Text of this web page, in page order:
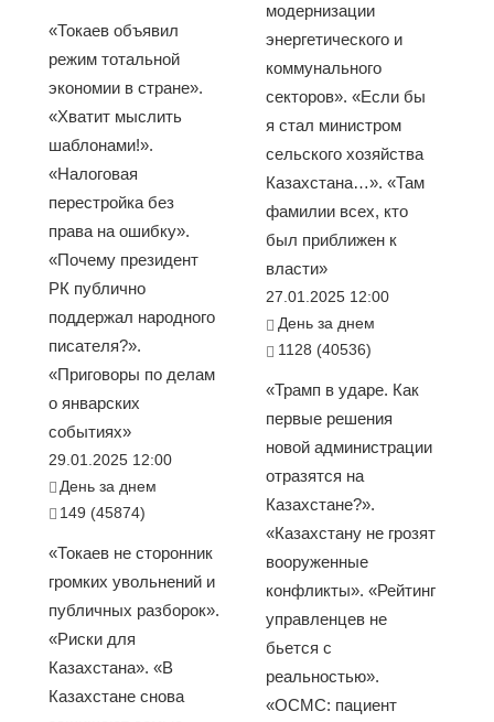
«Токаев объявил
режим тотальной
экономии в стране».
«Хватит мыслить
шаблонами!».
«Налоговая
перестройка без
права на ошибку».
«Почему президент
РК публично
поддержал народного
писателя?».
«Приговоры по делам
о январских
событиях»
29.01.2025 12:00
День за днем
149 (45874)
«Токаев не сторонник
громких увольнений и
публичных разборок».
«Риски для
Казахстана». «В
Казахстане снова
модернизации
энергетического и
коммунального
секторов». «Если бы
я стал министром
сельского хозяйства
Казахстана…». «Там
фамилии всех, кто
был приближен к
власти»
27.01.2025 12:00
День за днем
1128 (40536)
«Трамп в ударе. Как
первые решения
новой администрации
отразятся на
Казахстане?».
«Казахстану не грозят
вооруженные
конфликты». «Рейтинг
управленцев не
бьется с
реальностью».
«ОСМС: пациент